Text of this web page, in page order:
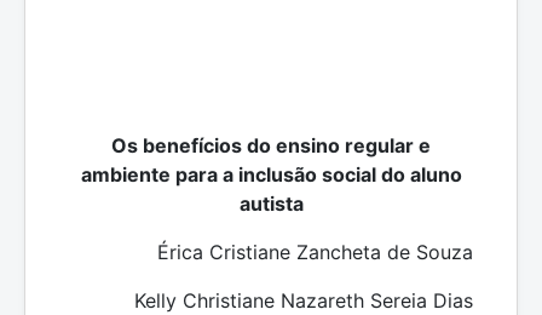
Os benefícios do ensino regular e
ambiente para a inclusão social do aluno
autista
Érica Cristiane Zancheta de Souza
Kelly Christiane Nazareth Sereia Dias